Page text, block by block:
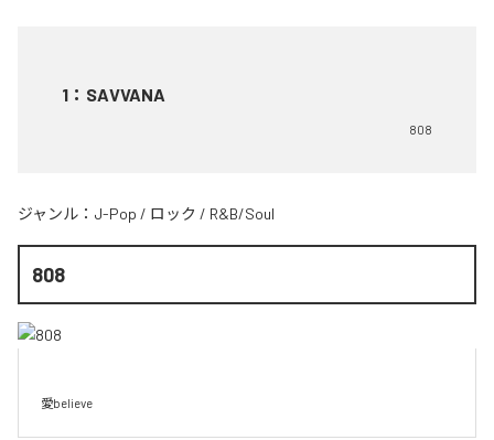
1 ： SAVVANA
808
ジャンル： J-Pop / ロック / R&B/Soul
808
愛believe